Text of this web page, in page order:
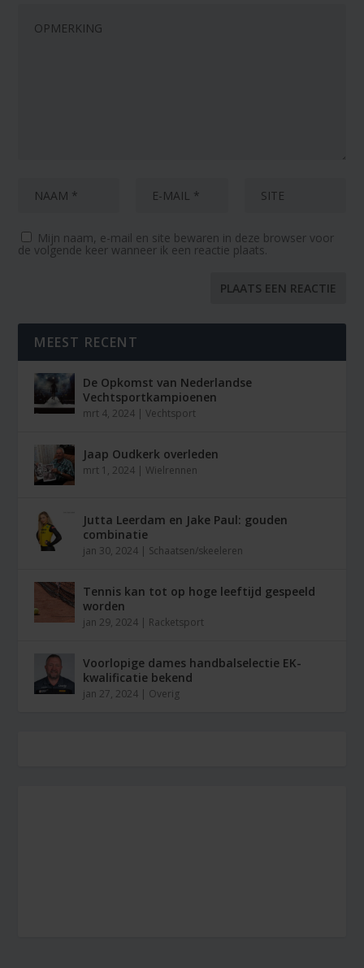
Mijn naam, e-mail en site bewaren in deze browser voor
de volgende keer wanneer ik een reactie plaats.
MEEST RECENT
De Opkomst van Nederlandse
Vechtsportkampioenen
mrt 4, 2024 |Vechtsport
Jaap Oudkerk overleden
mrt 1, 2024 | Wielrennen
Jutta Leerdam en Jake Paul: gouden
combinatie
jan 30, 2024 | Schaatsen/skeeleren
Tennis kan tot op hoge leeftijd gespeeld
worden
jan 29, 2024 | Racketsport
Voorlopige dames handbalselectie EK-
kwalificatie bekend
jan 27, 2024 | Overig